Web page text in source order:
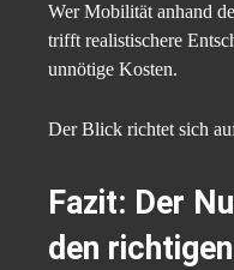
Wer Mobilität anhand
trifft realistischere
unnötige Kosten.
Der Blick richtet sich
Fazit: Der
den